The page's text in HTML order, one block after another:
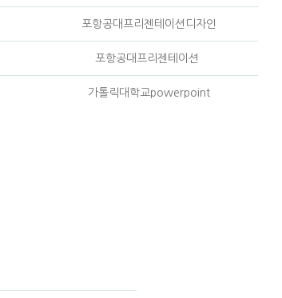
포항공대프리젠테이션디자인
포항공대프리젠테이션
가톨릭대학교powerpoint